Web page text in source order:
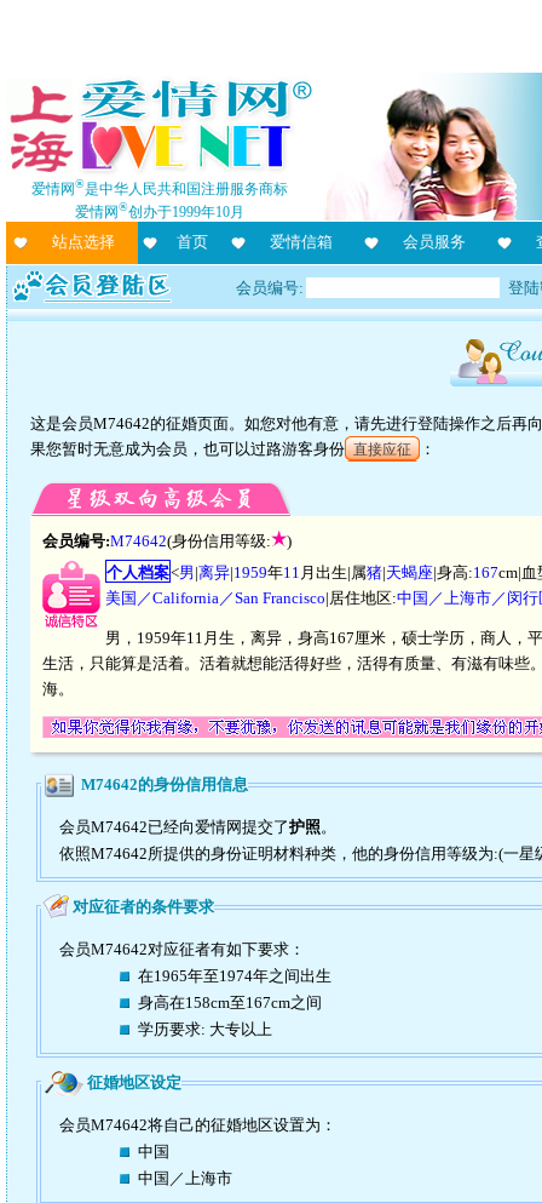
爱情网®是中华人民共和国注册服务商标
爱情网®创办于1999年10月
站点选择 首页 爱情信箱 会员服务
会员编号: 登
这是会员M74642的征婚页面。如您对他有意，请先进行登陆操作之后再
果您暂时无意成为会员，也可以过路游客身份 直接应征 ：
会员编号:M74642(身份信用等级:
)
个人档案<男|离异|1959年11 月出生|属猪|天蝎座|身高:167cm|血
美国／California／San Francisco|居住地区:中国／上海市／闵行
男，1959年11月生，离异，身高167厘米，硕士学历，商人
生活，只能算是活着。活着就想能活得好些，活得有质量、有滋有味
海。
M74642的身份信用信息
会员M74642已经向爱情网提交了护照。
依照M74642所提供的身份证明材料种类，他的身份信用等级为:(一星
对应征者的条件要求
会员M74642对应征者有如下要求：
在1965年至1974年之间出生
身高在158cm至167cm之间
学历要求: 大专以上
征婚地区设定
会员M74642将自己的征婚地区设置为：
中国
中国／上海市